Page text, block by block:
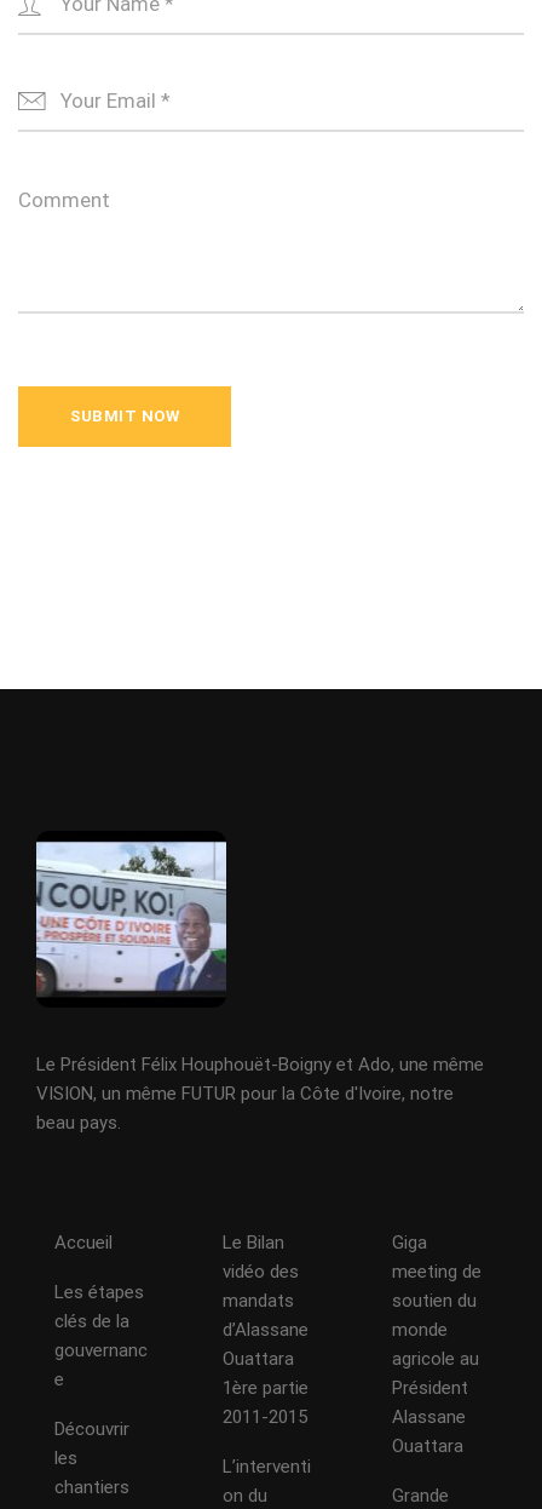
Le Président Félix Houphouët-Boigny et Ado, une même
VISION, un même FUTUR pour la Côte d'Ivoire, notre
beau pays.
Accueil
Les étapes
clés de la
gouvernanc
e
Découvrir
les
chantiers
Le Bilan
vidéo des
mandats
d’Alassane
Ouattara
1ère partie
2011-2015
L’interventi
on du
Giga
meeting de
soutien du
monde
agricole au
Président
Alassane
Ouattara
Grande